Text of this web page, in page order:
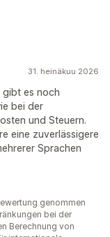
31. heinäkuu 2026
gibt es noch
bei der
und Steuern.
eine zuverlässigere
Sprachen
genommen
bei der
Berechnung von